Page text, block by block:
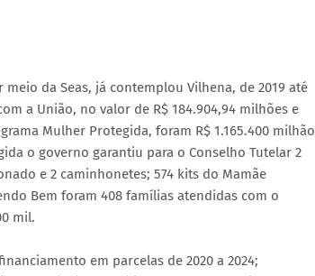
da Seas, já contemplou Vilhena, de 2019 até
a União, no valor de R$ 184.904,94 milhões e
Mulher Protegida, foram R$ 1.165.400 milhão
o governo garantiu para o Conselho Tutelar 2
e 2 caminhonetes; 574 kits do Mamãe
Bem foram 408 famílias atendidas com o
mil.
em parcelas de 2020 a 2024;